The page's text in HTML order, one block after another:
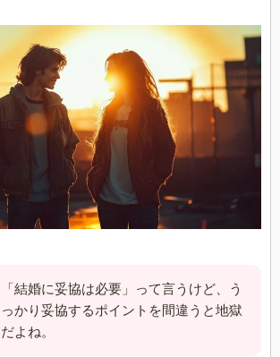
「結婚に妥協は必要」って言うけど、う
っかり妥協するポイントを間違うと地獄
だよね。